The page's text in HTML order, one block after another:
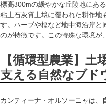
標高800mの緩やかな丘陵地にあ
粘土石灰質土壌に覆われた耕作地
す。ハーブや樫など地中海沿岸と
のが特徴です。この特殊な環境が
【循環型農業】
支える自然なブド
カンティーナ・オルソーニャは、